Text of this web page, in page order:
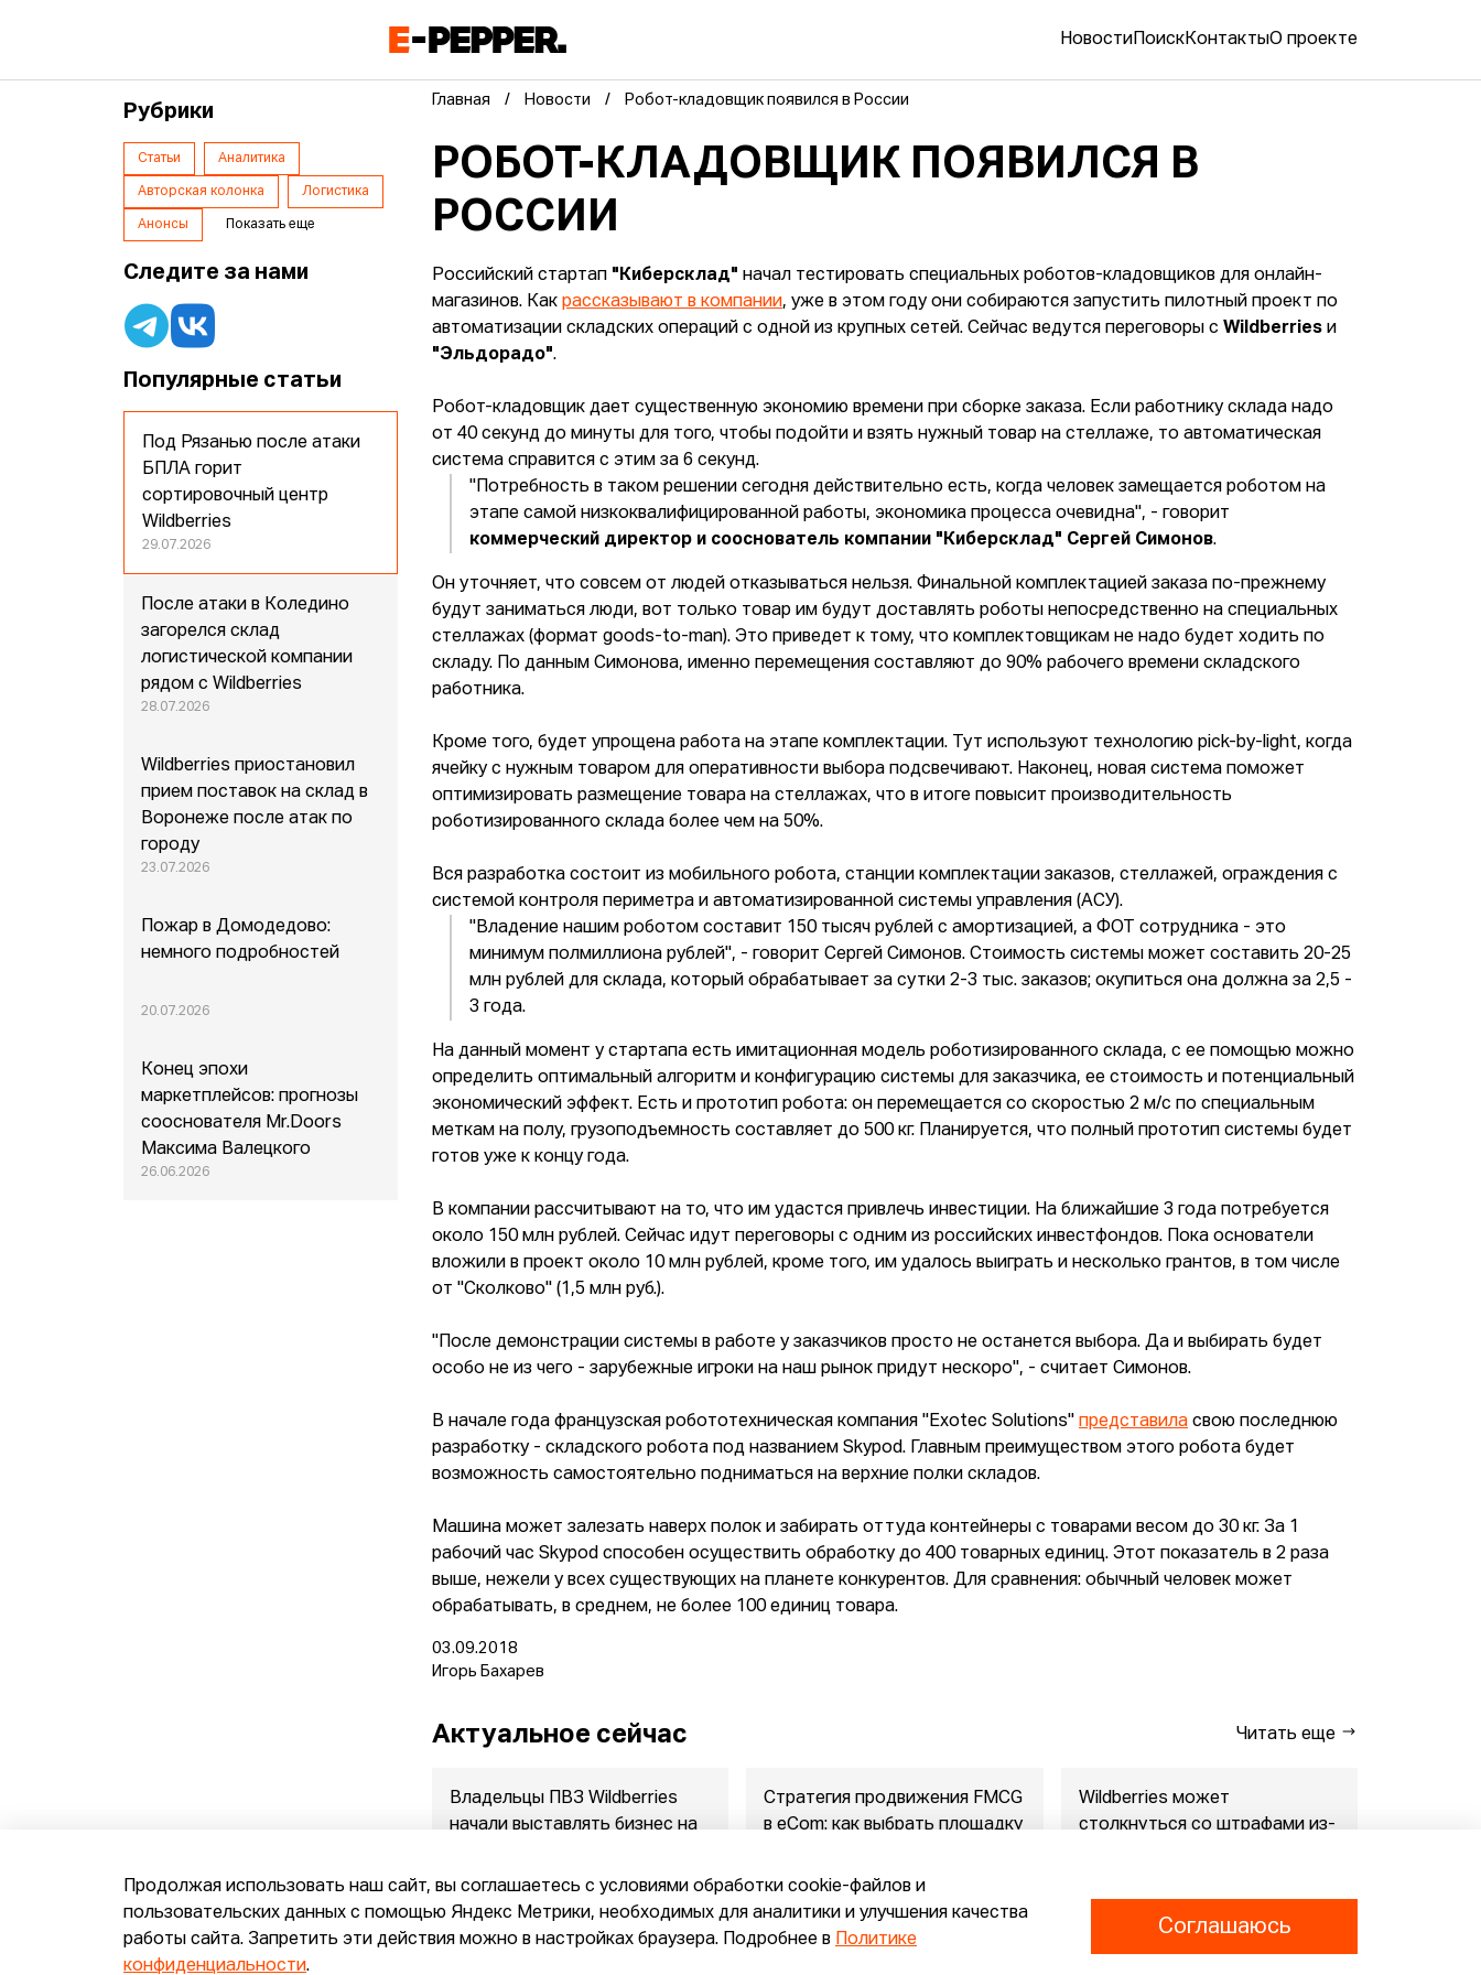
Новости ПоискКонтактыО проекте
Главная Новости Робот-кладовщик появился в России
РОБОТ-КЛАДОВЩИК ПОЯВИЛСЯ В
РОССИИ
Российский стартап "Киберсклад"начал тестировать специальных роботов-кладовщиков для онлайн-
магазинов. Какрассказывают в компании, уже в этом году они собираются запустить пилотный проект по
автоматизации складских операций с одной из крупных сетей. Сейчас ведутся переговоры сWildberries и
"Эльдорадо".
Робот-кладовщик дает существенную экономию времени при сборке заказа. Если работнику склада надо
от 40 секунд до минуты для того, чтобы подойти и взять нужный товар на стеллаже, то автоматическая
система справится с этим за 6 секунд.
"Потребность в таком решении сегодня действительно есть, когда человек замещается роботом на
этапе самой низкоквалифицированной работы, экономика процесса очевидна", - говорит
коммерческий директор и сооснователь компании "Киберсклад" Сергей Симонов.
Он уточняет, что совсем от людей отказываться нельзя. Финальной комплектацией заказа по-прежнему
будут заниматься люди, вот только товар им будут доставлять роботы непосредственно на специальных
стеллажах (формат goods-to-man). Это приведет к тому, что комплектовщикам не надо будет ходить по
складу. По данным Симонова, именно перемещения составляют до 90% рабочего времени складского
работника.
Кроме того, будет упрощена работа на этапе комплектации. Тут используют технологию pick-by-light, когда
ячейку с нужным товаром для оперативности выбора подсвечивают. Наконец, новая система поможет
оптимизировать размещение товара на стеллажах, что в итоге повысит производительность
роботизированного склада более чем на 50%.
Вся разработка состоит из мобильного робота, станции комплектации заказов, стеллажей, ограждения с
системой контроля периметра и автоматизированной системы управления (АСУ).
"Владение нашим роботом составит 150 тысяч рублей с амортизацией, а ФОТ сотрудника - это
минимум полмиллиона рублей", - говорит Сергей Симонов. Стоимость системы может составить 20-25
млн рублей для склада, который обрабатывает за сутки 2-3 тыс. заказов; окупиться она должна за 2,5 -
3 года.
На данный момент у стартапа есть имитационная модель роботизированного склада, с ее помощью можно
определить оптимальный алгоритм и конфигурацию системы для заказчика, ее стоимость и потенциальный
экономический эффект. Есть и прототип робота: он перемещается со скоростью 2 м/с по специальным
меткам на полу, грузоподъемность составляет до 500 кг. Планируется, что полный прототип системы будет
готов уже к концу года.
В компании рассчитывают на то, что им удастся привлечь инвестиции. На ближайшие 3 года потребуется
около 150 млн рублей. Сейчас идут переговоры с одним из российских инвестфондов. Пока основатели
вложили в проект около 10 млн рублей, кроме того, им удалось выиграть и несколько грантов, в том числе
от "Сколково" (1,5 млн руб.).
"После демонстрации системы в работе у заказчиков просто не останется выбора. Да и выбирать будет
особо не из чего - зарубежные игроки на наш рынок придут нескоро", - считает Симонов.
В начале года французская робототехническая компания "Exotec Solutions"представила свою последнюю
разработку - складского робота под названием Skypod. Главным преимуществом этого робота будет
возможность самостоятельно подниматься на верхние полки складов.
Машина может залезать наверх полок и забирать оттуда контейнеры с товарами весом до 30 кг. За 1
рабочий час Skypod способен осуществить обработку до 400 товарных единиц. Этот показатель в 2 раза
выше, нежели у всех существующих на планете конкурентов. Для сравнения: обычный человек может
обрабатывать, в среднем, не более 100 единиц товара.
03.09.2018
Игорь Бахарев
Актуальное сейчас Читать еще
Владельцы ПВЗ Wildberries
начали выставлять бизнес на
07.08.2026
Стратегия продвижения FMCG
в eСom: как выбрать площадку
07.08.2026
Wildberries может
столкнуться со штрафами из-
Рубрики
Статьи Аналитика
Авторская колонка Логистика
Анонсы Показать еще
Следите за нами
Популярные статьи
Под Рязанью после атаки
БПЛА горит
сортировочный центр
Wildberries
29.07.2026
После атаки в Коледино
загорелся склад
логистической компании
рядом с Wildberries
28.07.2026
Wildberries приостановил
прием поставок на склад в
Воронеже после атак по
городу
23.07.2026
Пожар в Домодедово:
немного подробностей
20.07.2026
Конец эпохи
маркетплейсов: прогнозы
сооснователя Mr.Doors
Максима Валецкого
26.06.2026
Продолжая использовать наш сайт, вы соглашаетесь с условиями обработки cookie-файлов и
пользовательских данных с помощью Яндекс Метрики, необходимых для аналитики и улучшения качества
работы сайта. Запретить эти действия можно в настройках браузера. Подробнее в
Политике
конфиденциальности.
Соглашаюсь